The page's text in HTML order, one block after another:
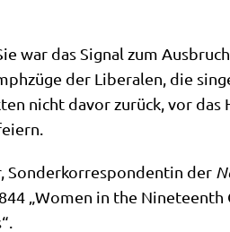
war das Signal zum
der Libe­ra­len, die
nicht davor zurück, vor
Son­der­kor­re­spon­den­tin der
„Women in the